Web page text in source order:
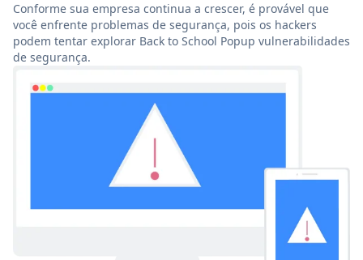
Conforme sua empresa continua a crescer, é provável que
você enfrente problemas de segurança, pois os hackers
podem tentar explorar Back to School Popup vulnerabilidades
de segurança.